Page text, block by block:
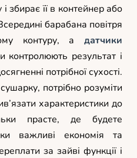
збирає її в контейнер або
барабана повітря
контуру, а датчики
контролюють результат і
потрібної сухості.
потрібно розуміти
характеристики до
прасте, де будете
важливі економія та
за зайві функції і